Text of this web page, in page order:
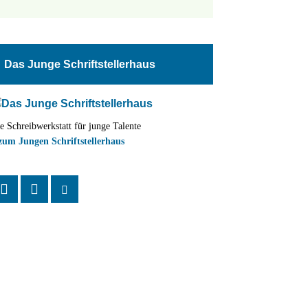
Das Junge Schriftstellerhaus
Schreibwerkstatt für junge Talente
Jungen Schriftstellerhaus